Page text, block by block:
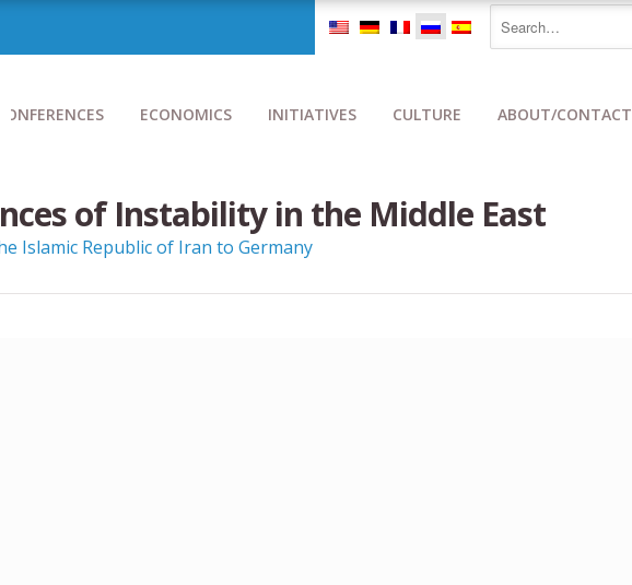
CONFERENCES ECONOMICS INITIATIVES CULTURE ABOUT/CONTACT
of Instability in the Middle East
Islamic Republic of Iran to Germany